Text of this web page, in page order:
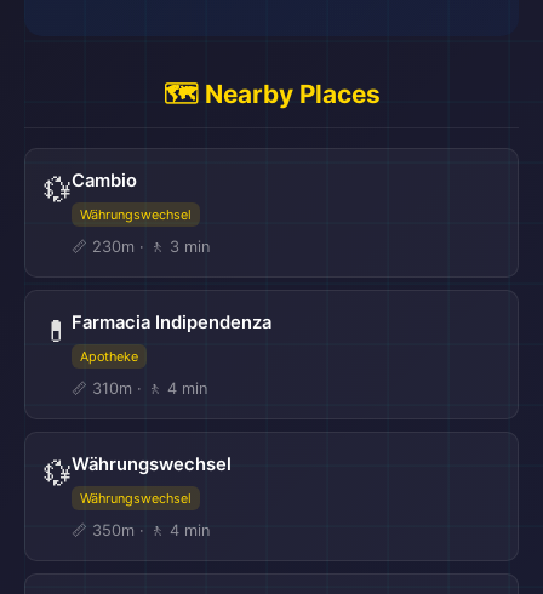
🗺️ Nearby Places
💱Cambio
Währungswechsel
📏 230m · 🚶 3 min
💊 Farmacia Indipendenza
Apotheke
📏 310m · 🚶 4 min
💱Währungswechsel
Währungswechsel
📏 350m · 🚶 4 min